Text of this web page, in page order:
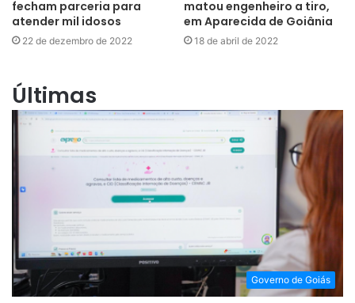
fecham parceria para
atender mil idosos
22 de dezembro de 2022
matou engenheiro a tiro,
em Aparecida de Goiânia
18 de abril de 2022
Últimas
Governo de Goiás